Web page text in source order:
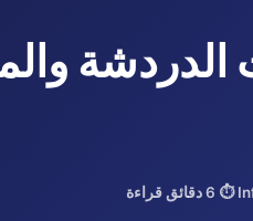
⏱ 6 دقائق قراءة